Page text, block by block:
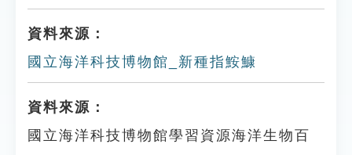
資料來源：
國立海洋科技博物館_新種指鮟鱇
資料來源：
國立海洋科技博物館學習資源海洋生物百